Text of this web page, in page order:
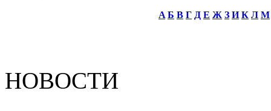
A Б B Г Д Е Ж З И К Л М
НОВОСТИ